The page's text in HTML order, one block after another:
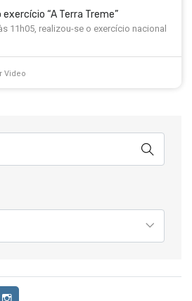
“A Terra Treme”
11h05, realizou-se o exercício nacional
Video